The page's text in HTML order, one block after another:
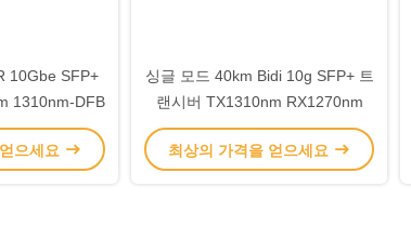
10Gbe SFP+
1310nm-DFB
으세요
싱글 모드 40km Bidi 10g SFP+ 트
랜시버 TX1310nm RX1270nm
최상의 가격을 얻으세요